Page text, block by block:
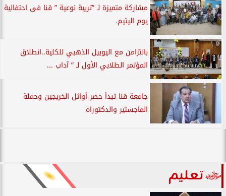
مشاركة متميزة لـ ”تربية نوعية ” قنا فى احتفالية
يوم اليتيم.
بالتزامن مع اليوبيل الذهبي للكلية..انطلاق
المؤتمر الطلابي الأول لـ ” آداب ...
جامعة قنا تبدأ حصر أوائل الخريجين وحملة
الماجستير والدكتوراه
تعليم